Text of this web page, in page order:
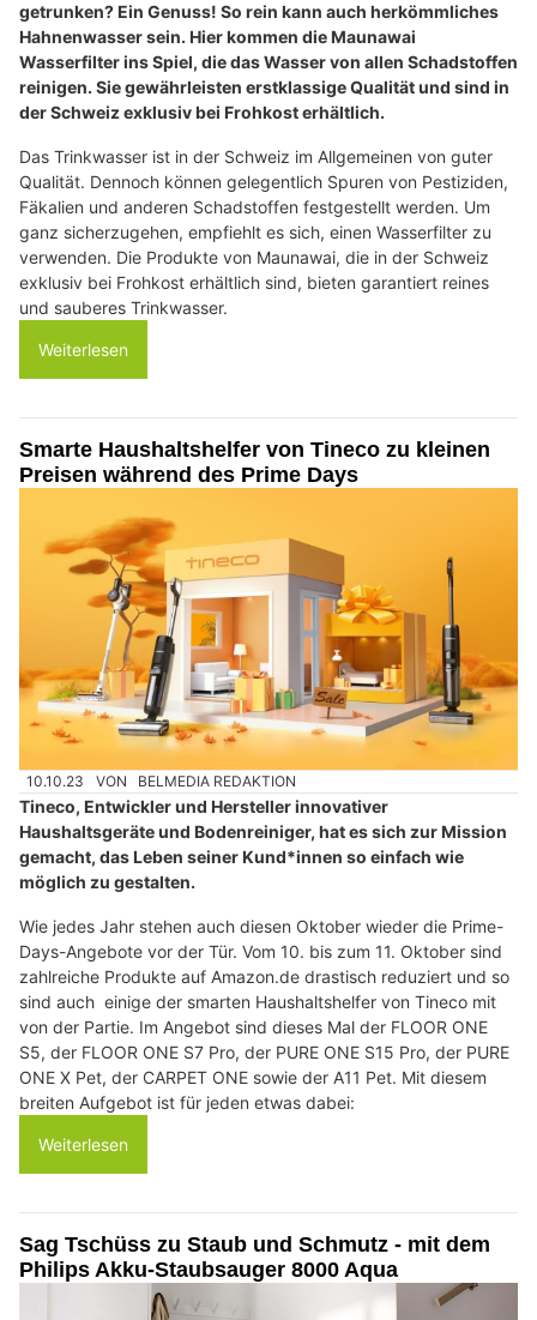
getrunken? Ein Genuss! So rein kann auch herkömmliches
Hahnenwasser sein. Hier kommen die Maunawai
Wasserfilter ins Spiel, die das Wasser von allen Schadstoffen
reinigen. Sie gewährleisten erstklassige Qualität und sind in
der Schweiz exklusiv bei Frohkost erhältlich.
Das Trinkwasser ist in der Schweiz im Allgemeinen von guter
Qualität. Dennoch können gelegentlich Spuren von Pestiziden,
Fäkalien und anderen Schadstoffen festgestellt werden. Um
ganz sicherzugehen, empfiehlt es sich, einen Wasserfilter zu
verwenden. Die Produkte von Maunawai, die in der Schweiz
exklusiv bei Frohkost erhältlich sind, bieten garantiert reines
und sauberes Trinkwasser.
Weiterlesen
Smarte Haushaltshelfer von Tineco zu kleinen
Preisen während des Prime Days
10.10.23 VON BELMEDIA REDAKTION
Tineco, Entwickler und Hersteller innovativer
Haushaltsgeräte und Bodenreiniger, hat es sich zur Mission
gemacht, das Leben seiner Kund*innen so einfach wie
möglich zu gestalten.
Wie jedes Jahr stehen auch diesen Oktober wieder die Prime-
Days-Angebote vor der Tür. Vom 10. bis zum 11. Oktober sind
zahlreiche Produkte auf Amazon.de drastisch reduziert und so
sind auch einige der smarten Haushaltshelfer von Tineco mit
von der Partie. Im Angebot sind dieses Mal der FLOOR ONE
S5, der FLOOR ONE S7 Pro, der PURE ONE S15 Pro, der PURE
ONE X Pet, der CARPET ONE sowie der A11 Pet. Mit diesem
breiten Aufgebot ist für jeden etwas dabei:
Weiterlesen
Sag Tschüss zu Staub und Schmutz - mit dem
Philips Akku-Staubsauger 8000 Aqua